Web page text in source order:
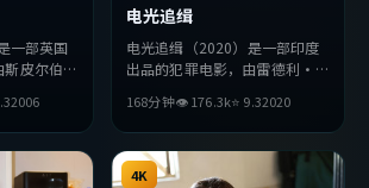
一部英国
皮尔伯格
上力求突
，节奏张弛
型的观众完
2006
电光追缉
电光追缉（2020）是一部印度
出品的犯罪电影，由雷德利·
俐等主演。影片在叙事与视听上
力求突破，探讨人性与抉择，节
奏张弛有度，适合喜欢该类型的
观众完整观看。
168分钟👁176.3k⭐ 9.32020
4K